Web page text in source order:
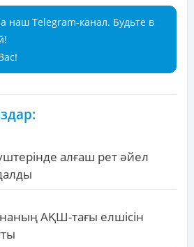
наш Telegram-канал. Будьте в
алғаш рет әйел
АҚШ-тағы елшісін